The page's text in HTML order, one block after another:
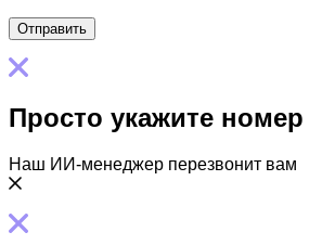
Просто укажите номер
Наш ИИ-менеджер перезвонит вам